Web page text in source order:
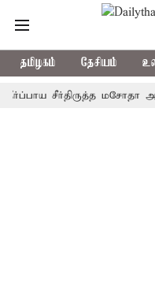
தமிழகம் தேசியம்
சீர்திருத்த மசோதா அறிமுகம்